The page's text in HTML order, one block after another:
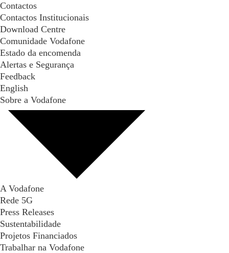
Contactos
Contactos Institucionais
Download Centre
Comunidade Vodafone
Estado da encomenda
Alertas e Segurança
Feedback
English
Sobre a Vodafone
A Vodafone
Rede 5G
Press Releases
Sustentabilidade
Projetos Financiados
Trabalhar na Vodafone